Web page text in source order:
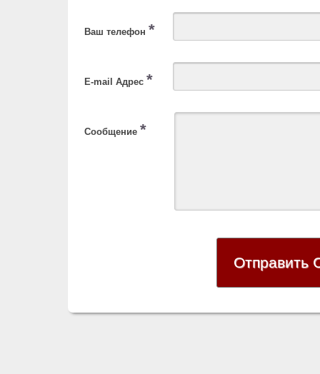
Ваш телефон *
E-mail Адрес *
Сообщение *